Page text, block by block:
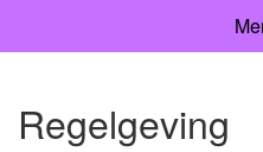
Regelgeving